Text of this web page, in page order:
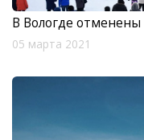
В Вологде отменены
05 марта 2021